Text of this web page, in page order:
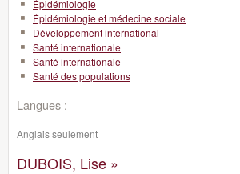
Épidémiologie
Épidémiologie et médecine sociale
Développement international
Santé internationale
Santé internationale
Santé des populations
Langues :
Anglais seulement
DUBOIS, Lise »